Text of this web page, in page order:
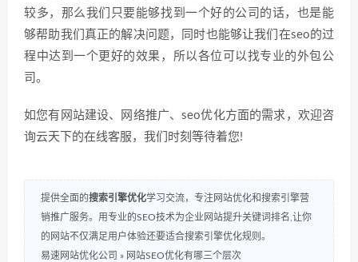
较多，那么我们只要能够找到一个好的公司的话，也是能
够帮助我们真正的解决问题，同时也能够让我们在seo 的过
程中达到一个更好的效果，所以各位可以找专业的外包公
司。
如您有网站建设、网络推广、seo优化方面的需求，欢迎咨
询云天下的在线客服，我们时刻等待着您!
提供全面的搜索引擎优化学习交流，专注网站优化和搜索引擎营
销推广服务。用专业的SEO技术为企业网站提升关键词排名,让你
的网站不仅满足用户体验还要适合搜索引擎优化规则。
易速网站优化公司 » 网站SEO优化有哪三个层次